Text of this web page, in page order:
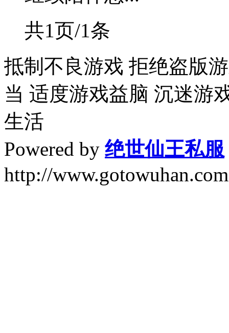
共1页/1条
抵制不良游戏 拒绝盗版
当 适度游戏益脑 沉迷游
生活
Powered by 绝世仙王私服
http://